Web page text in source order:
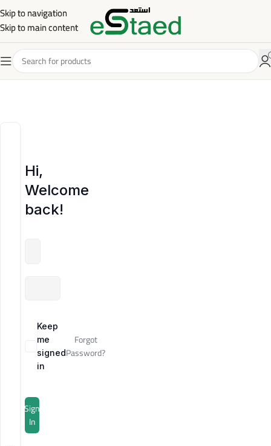
Skip to navigation
Skip to main content
Skip to navigation
Skip to main content
Hi,
Welcome
back!
Keep
me
signed
in
Forgot
Password?
Sign
In